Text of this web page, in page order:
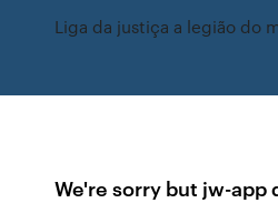
Liga da justiça a legião do
We're sorry but jw-app